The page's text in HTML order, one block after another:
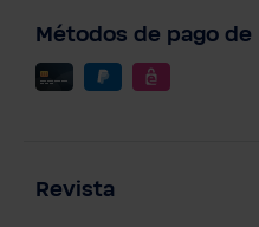
Métodos de pago
Revista